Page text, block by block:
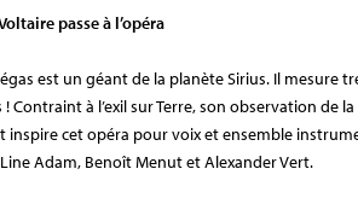
passe à l’opéra
est un géant de la planète Sirius. Il mesure
! Contraint à l’exil sur Terre, son observation de
inspire cet opéra pour voix et ensemble
Adam, Benoît Menut et Alexander Vert.